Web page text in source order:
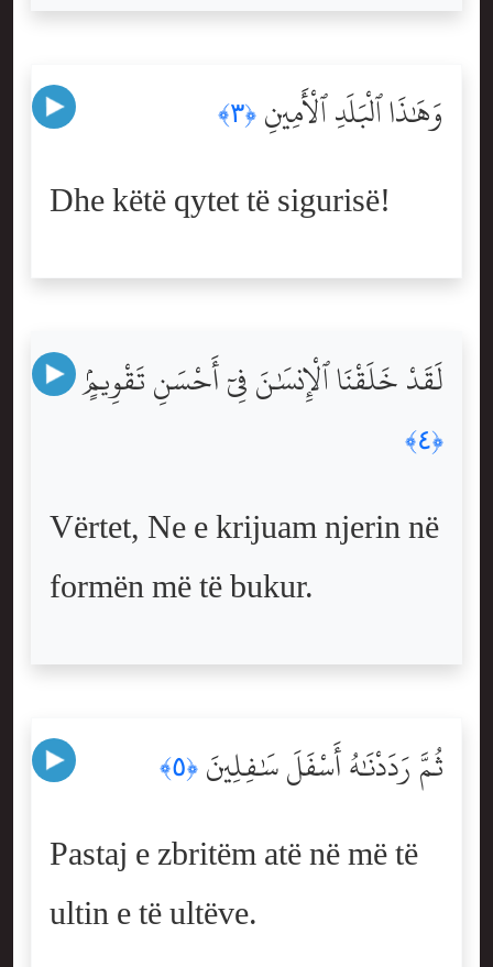
وَهَٰذَا ٱلْبَلَدِ ٱلْأَمِينِ ﴿٣﴾
Dhe këtë qytet të sigurisë!
لَقَدْ خَلَقْنَا ٱلْإِنسَٰنَ فِىٓ أَحْسَنِ تَقْوِيمٍۢ
﴿٤﴾
Vërtet, Ne e krijuam njerin në
formën më të bukur.
ثُمَّ رَدَدْنَٰهُ أَسْفَلَ سَٰفِلِينَ ﴿٥﴾
Pastaj e zbritëm atë në më të
ultin e të ultëve.